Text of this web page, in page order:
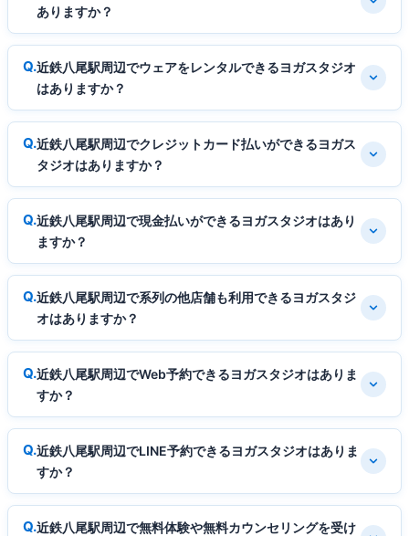
ありますか？
近鉄八尾駅周辺でウェアをレンタルできるヨガスタジオ
はありますか？
近鉄八尾駅周辺でクレジットカード払いができるヨガス
タジオはありますか？
近鉄八尾駅周辺で現金払いができるヨガスタジオはあり
ますか？
近鉄八尾駅周辺で系列の他店舗も利用できるヨガスタジ
オはありますか？
近鉄八尾駅周辺でWeb予約できるヨガスタジオはありま
すか？
近鉄八尾駅周辺でLINE予約できるヨガスタジオはありま
すか？
近鉄八尾駅周辺で無料体験や無料カウンセリングを受け